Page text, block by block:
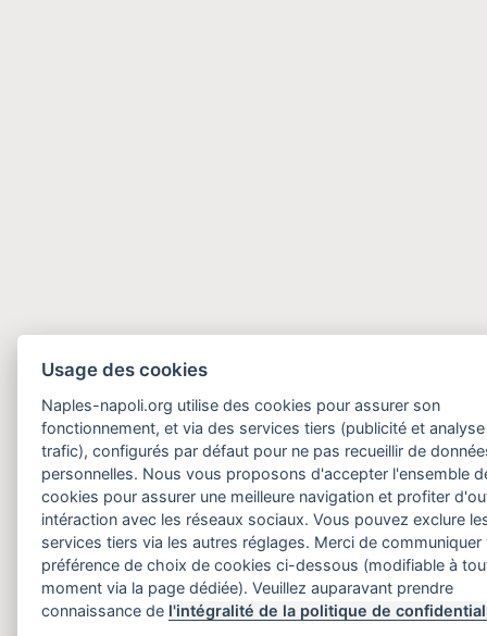
Usage des cookies
Naples-napoli.org utilise des cookies pour assurer son
fonctionnement, et via des services tiers (publicité et
trafic), configurés par défaut pour ne pas recueillir de
personnelles. Nous vous proposons d'accepter l'ensemble
cookies pour assurer une meilleure navigation et profiter
intéraction avec les réseaux sociaux. Vous pouvez exclure
services tiers via les autres réglages. Merci de communiquer
préférence de choix de cookies ci-dessous (modifiable à
moment via la page dédiée). Veuillez auparavant prendre
connaissance de l'intégralité de la politique de